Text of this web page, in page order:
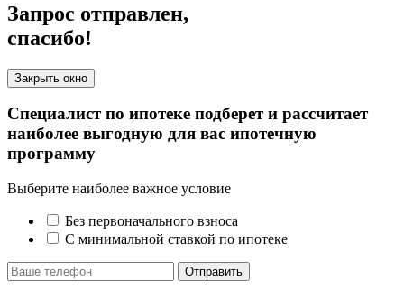
Запрос отправлен,
спасибо!
Закрыть окно
Специалист по ипотеке подберет и рассчитает
наиболее выгодную для вас ипотечную
программу
Выберите наиболее важное условие
Без первоначального взноса
С минимальной ставкой по ипотеке
Отправить